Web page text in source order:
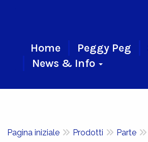
Home Peggy Peg
News & Info
Pagina iniziale Prodotti Parte